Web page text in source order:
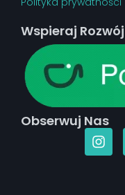
Wspieraj Rozwój
Obserwuj Nas